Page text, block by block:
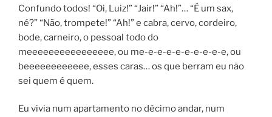
Confundo todos! “Oi, Luiz!” “Jair!” “Ah!”… “É um sax,
né?” “Não, trompete!” “Ah!” e cabra, cervo, cordeiro,
bode, carneiro, o pessoal todo do
meeeeeeeeeeeeeeee, ou me-e-e-e-e-e-e-e-e-e, ou
beeeeeeeeeeee, esses caras… os que berram eu não
sei quem é quem.
Eu vivia num apartamento no décimo andar, num